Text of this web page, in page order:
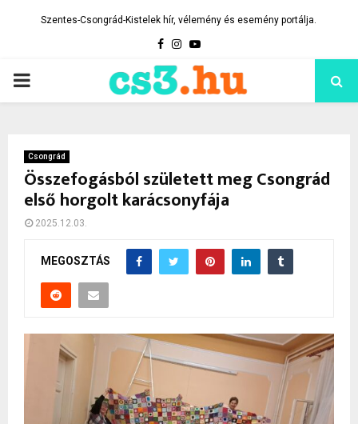
Szentes-Csongrád-Kistelek hír, vélemény és esemény portálja.
Facebook
Instagram
Youtube
PRIMARY
Csongrád
Összefogásból született meg Csongrád
első horgolt karácsonyfája
2025.12.03.
MEGOSZTÁS